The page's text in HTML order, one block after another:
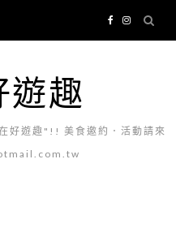
遊趣
好遊趣"!! 美食邀約．活動請來